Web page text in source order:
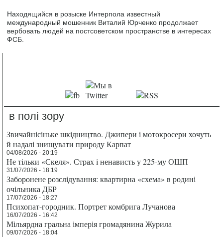
Находящийся в розыске Интерпола известный
международный мошенник Виталий Юрченко продолжает
вербовать людей на постсоветском пространстве в интересах
ФСБ.
в полі зору
Звичайнісіньке шкідництво. Джипери і мотокросери хочуть
й надалі знищувати природу Карпат
04/08/2026 - 20:19
Не тільки «Скеля». Страх і ненависть у 225-му ОШП
31/07/2026 - 18:19
Заборонене розслідування: квартирна «схема» в родині
очільника ДБР
17/07/2026 - 18:27
Психопат-городник. Портрет комбрига Лучанова
16/07/2026 - 16:42
Мільярдна гральна імперія громадянина Журила
09/07/2026 - 18:04